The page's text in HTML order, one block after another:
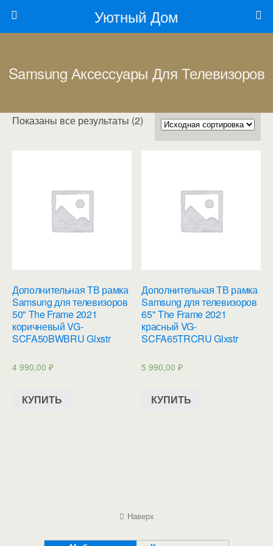
Уютный Дом
Samsung Аксессуары Для Телевизоров
Показаны все результаты (2)
Дополнительная ТВ рамка
Samsung для телевизоров
50" The Frame 2021
коричневый VG-
SCFA50BWBRU Glxstr
4 990,00 ₽
КУПИТЬ
Дополнительная ТВ рамка
Samsung для телевизоров
65" The Frame 2021
красный VG-
SCFA65TRCRU Glxstr
5 990,00₽
КУПИТЬ
Наверх